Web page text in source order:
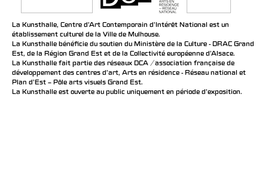
La Kunsthalle, Centre d’Art Contemporain d’Intérêt National est un
établissement culturel de la Ville de Mulhouse.
La Kunsthalle bénéficie du soutien du Ministère de la Culture - DRAC Grand
Est, de la Région Grand Est et de la Collectivité européenne d’Alsace.
La Kunsthalle fait partie des réseaux DCA / association française de
développement des centres d'art, Arts en résidence - Réseau national et
Plan d’Est – Pôle arts visuels Grand Est.
La Kunsthalle est ouverte au public uniquement en période d'exposition.